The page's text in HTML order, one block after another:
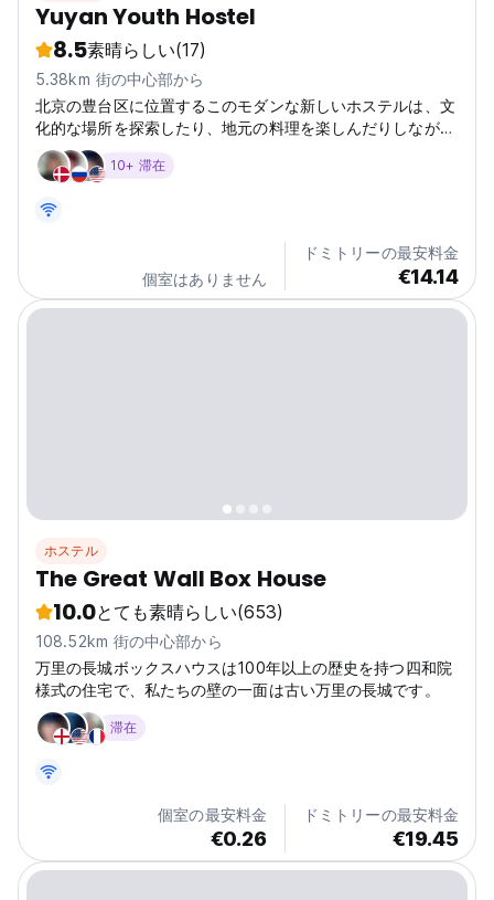
Yuyan Youth Hostel
8.5素晴らしい(17)
5.38km 街の中心部から
北京の豊台区に位置するこのモダンな新しいホステルは、文
化的な場所を探索したり、地元の料理を楽しんだりしなが
ら、他の旅行者と出会うのに最適です。(Auto-translated
from original language)
10+ 滞在
個室はありません
ドミトリーの最安料金
€14.14
ホステル
The Great Wall Box House
10.0とても素晴らしい(653)
108.52km 街の中心部から
万里の長城ボックスハウスは100年以上の歴史を持つ四和院
様式の住宅で、私たちの壁の一面は古い万里の長城です。
滞在
個室の最安料金
€0.26
ドミトリーの最安料金
€19.45